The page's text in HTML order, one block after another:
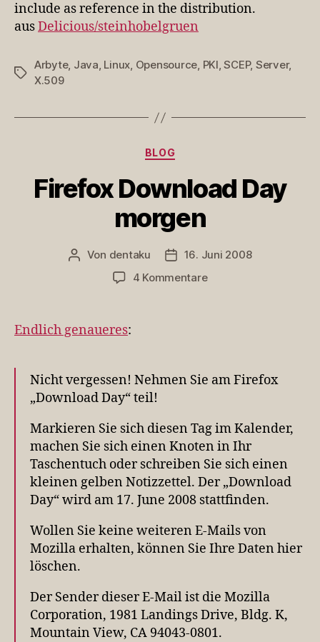
include as reference in the distribution.
ausDelicious/steinhobelgruen
Schlagwörter
Arbyte, Java, Linux, Opensource, PKI,SCEP, Server,
X.509
Kategorien
BLOG
Firefox Download Day
morgen
Beitragsautor
Von dentaku Veröffentlichungsdatum
16. Juni 2008
4 Kommentarezu
Endlich genaueres:
Nicht vergessen! Nehmen Sie am Firefox
„Download Day“ teil!
Markieren Sie sich diesen Tag im Kalender,
machen Sie sich einen Knoten in Ihr
Taschentuch oder schreiben Sie sich einen
kleinen gelben Notizzettel. Der „Download
Day“ wird am 17. June 2008 stattfinden.
Wollen Sie keine weiteren E-Mails von
Mozilla erhalten, können Sie Ihre Daten hier
löschen.
Der Sender dieser E-Mail ist die Mozilla
Corporation, 1981 Landings Drive, Bldg. K,
Mountain View, CA 94043-0801.